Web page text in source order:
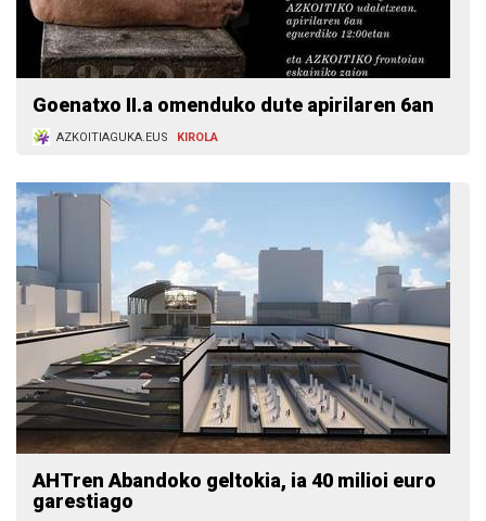
Goenatxo II.a omenduko dute apirilaren 6an
AZKOITIAGUKA.EUS KIROLA
AHTren Abandoko geltokia, ia 40 milioi euro
garestiago